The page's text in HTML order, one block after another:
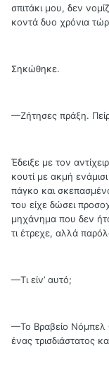
σπιτάκι μου, δεν
κοντά δυο χρόνια
Σηκώθηκε.
—Ζήτησες πράξη.
Έδειξε με τον
κουτί με ακμή
πάγκο και
του είχε δώσει
μηχάνημα που δεν
τι έτρεχε, αλλά
—Τι είν’ αυτό;
—Το Βραβείο Νόμπελ
ένας τρισδιάστατος